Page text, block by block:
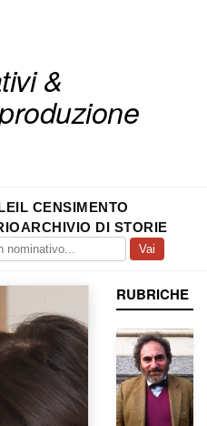
&
IL CENSIMENTO
ARCHIVIO DI STORIE
Vai
RUBRICHE